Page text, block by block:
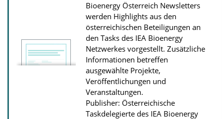
Bioenergy Österreich Newsletters
werden Highlights aus den
österreichischen Beteiligungen an
den Tasks des IEA Bioenergy
Netzwerkes vorgestellt. Zusätzliche
Informationen betreffen
ausgewählte Projekte,
Veröffentlichungen und
Veranstaltungen.
Publisher: Österreichische
Taskdelegierte des IEA Bioenergy